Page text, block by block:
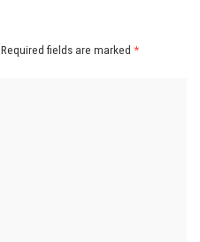
Required fields are marked *